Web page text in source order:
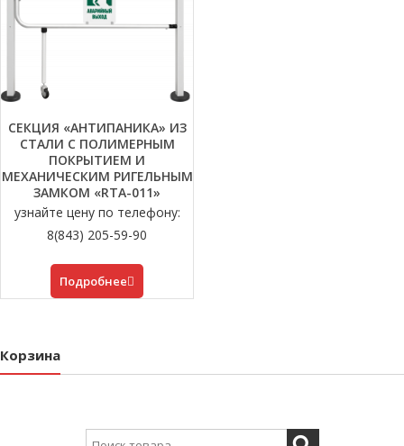
СЕКЦИЯ «АНТИПАНИКА» ИЗ
СТАЛИ С ПОЛИМЕРНЫМ
ПОКРЫТИЕМ И
МЕХАНИЧЕСКИМ РИГЕЛЬНЫМ
ЗАМКОМ «RTA-011»
узнайте цену по телефону:
8(843) 205-59-90
Подробнее
Корзина
Search for: